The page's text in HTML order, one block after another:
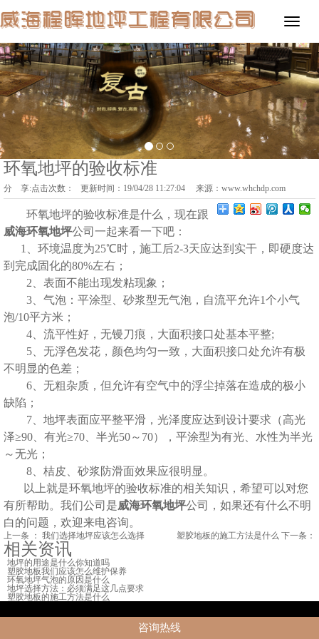
环氧地坪的验收标准
点击次数： 更新时间：19/04/28 11:27:04 来源： www.whchdp.com
分 享:
环氧地坪的验收标准是什么，现在跟
威海环氧地坪公司一起来看一下吧：
1、环境温度为25℃时，施工后2-3天应达到实干，即硬度达
到完成固化的80%左右；
2、表面不能出现发粘现象；
3、气泡：平涂型、砂浆型无气泡，自流平允许1个小气
泡/10平方米；
4、流平性好，无镘刀痕，大面积接口处基本平整;
5、无浮色发花，颜色均匀一致，大面积接口处允许有极
不明显的色差；
6、无粗杂质，但允许有空气中的浮尘掉落在造成的极小
缺陷；
7、地坪表面应平整平滑，光泽度应达到设计要求（高光
泽≥90、有光≥70、半光50～70），平涂型为有光、水性为半光
～无光；
8、桔皮、砂浆防滑面效果应很明显。
以上就是环氧地坪的验收标准的相关知识，希望可以对您
有所帮助。我们公司是威海环氧地坪公司，如果还有什么不明
白的问题，欢迎来电咨询。
上一条 ： 我们选择地坪应该怎么选择 塑胶地板的施工方法是什么 下一条：
相关资讯
地坪的用途是什么你知道吗
塑胶地板我们应该怎么维护保养
环氧地坪气泡的原因是什么
地坪选择方法：必须满足这几点要求
塑胶地板的施工方法是什么
咨询热线